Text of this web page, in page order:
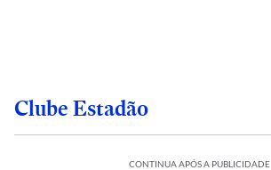
Clube Estadão
CONTINUA APÓS A PUBLICIDADE